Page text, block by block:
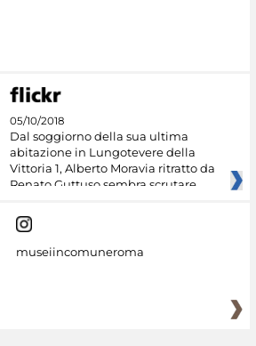
05/10/2018
Dal soggiorno della sua ultima
abitazione in Lungotevere della
Vittoria 1, Alberto Moravia ritratto da
Renato Guttuso sembra scrutare
museiincomuneroma